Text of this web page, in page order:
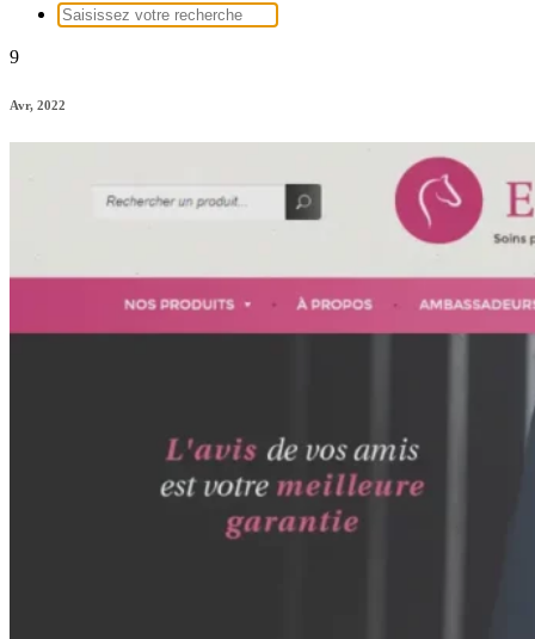
Recherche
pour :
9
Avr, 2022